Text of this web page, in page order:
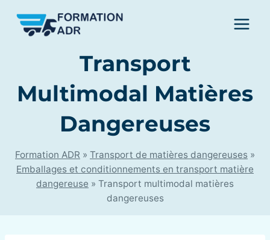
Transport
Multimodal Matières
Dangereuses
Formation ADR » Transport de matières dangereuses »
Emballages et conditionnements en transport matière
dangereuse » Transport multimodal matières
dangereuses